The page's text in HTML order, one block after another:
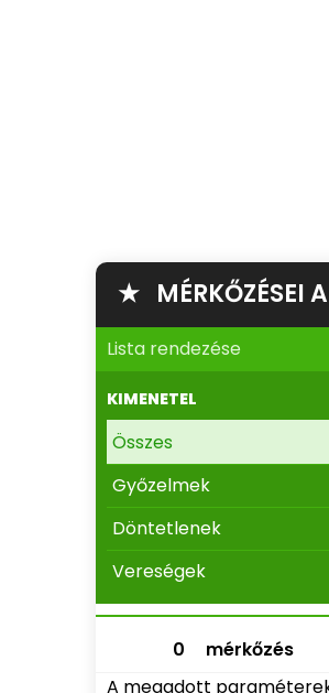
★ MÉRKŐZÉSEI
Lista rendezése
KIMENETEL
Összes
Győzelmek
Döntetlenek
Vereségek
0 mérkőzés
A megadott